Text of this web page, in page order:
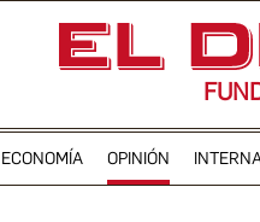
ECONOMÍA OPINIÓN